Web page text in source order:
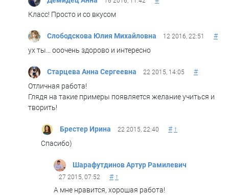
Класс! Просто и со вкусом
Слободскова Юлия Михайловна 12 2016, 22:51
#
ух ты… ооочень здорово и интересно
Старцева Анна Сергеевна 22 2015, 14:05
#
Отличная работа!
Глядя на такие примеры появляется желание учиться и
творить!
Брестер Ирина 22 2015, 22:40 # ↑
Спасибо)
Шарафутдинов Артур Рамилевич
27 2015, 07:52 # ↑
А мне нравится, хорошая работа!